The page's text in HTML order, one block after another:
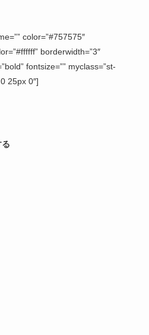
color=”#757575″
borderwidth=”3″
fontsize=”” myclass=”st-
25px 0″]